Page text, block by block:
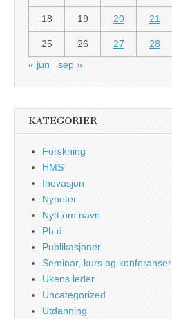
18 19 20 21
25 26 27 28
« jun
sep »
KATEGORIER
Forskning
HMS
Inovasjon
Nyheter
Nytt om navn
Ph.d
Publikasjoner
Seminar, kurs og konferanser
Ukens leder
Uncategorized
Utdanning